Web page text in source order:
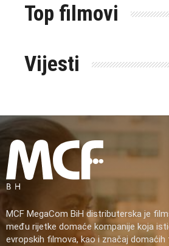
Top filmovi
Vijesti
MCF MegaCom BiH distributerska je
među rijetke domaće kompanije koja
evropskih filmova, kao i značaj